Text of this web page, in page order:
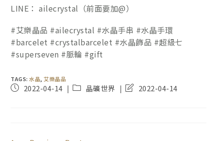
LINE： ailecrystal（前面要加@）
#艾樂晶品 #ailecrystal #水晶手串 #水晶手環
#barcelet #crystalbarcelet #水晶飾品 #超級七
#superseven #脈輪 #gift
TAGS:水晶 艾樂晶品
2022-04-14 晶礦世界 2022-04-14